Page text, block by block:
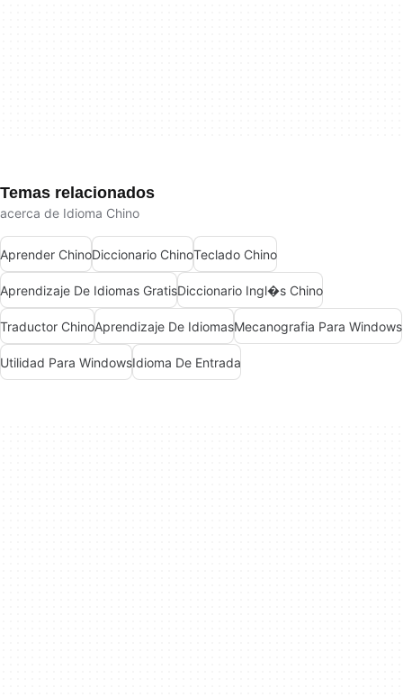
Temas relacionados
acerca de Idioma Chino
Aprender ChinoDiccionario ChinoTeclado Chino
Aprendizaje De Idiomas GratisDiccionario Ingl�s Chino
Traductor ChinoAprendizaje De IdiomasMecanografia Para Windows
Utilidad Para WindowsIdioma De Entrada